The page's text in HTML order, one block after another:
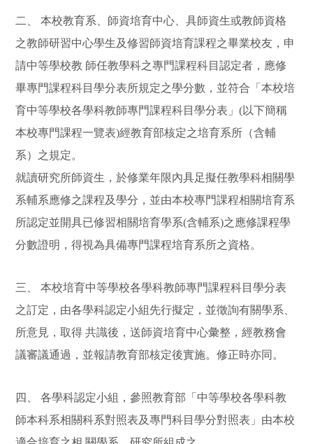
二、 本校教育系、師資培育中心、具師資生或教師資格
之教師研習中心學生及修習師資培育課程之畢業校友，申
請中等學校教 師任教學科之專門課程科目認定者，應修
畢專門課程科目學分表所規定之學分數，並符合「本校培
育中等學校各學科教師專門課程科目學分表」(以下簡稱
本校專門課程一覽表)經教育部核定之培育系所（含輔
系）之規定。
就讀研究所師資生，於修業年限內具足擬任教學科相關學
系輔系應修之課程及學分，並由本校專門課程相關培育系
所認定並開具已修習相關培育學系(含輔系)之應修課程學
分數證明，得視為具備專門課程培育系所之資格。
三、 本校培育中等學校各學科教師專門課程科目學分表
之訂定，由各學科認定小組先行擬定，並徵詢有關學系、
所意見，取得 共識後，送師資培育中心彙整，經教務會
議審議通過，並報請教育部核定後實施。修正時亦同。
四、 各學科認定小組，參照教育部「中等學校各學科教
師本科系相關科系對照表及專門科目學分對照表」由本校